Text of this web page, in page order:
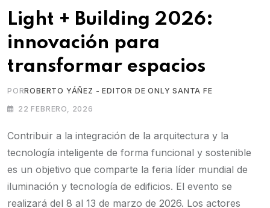
Light + Building 2026:
innovación para
transformar espacios
PORROBERTO YÁÑEZ - EDITOR DE ONLY SANTA FE
22 FEBRERO, 2026
Contribuir a la integración de la arquitectura y la
tecnología inteligente de forma funcional y sostenible
es un objetivo que comparte la feria líder mundial de
iluminación y tecnología de edificios. El evento se
realizará del 8 al 13 de marzo de 2026. Los actores